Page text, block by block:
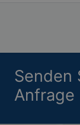
Senden
Anfrage